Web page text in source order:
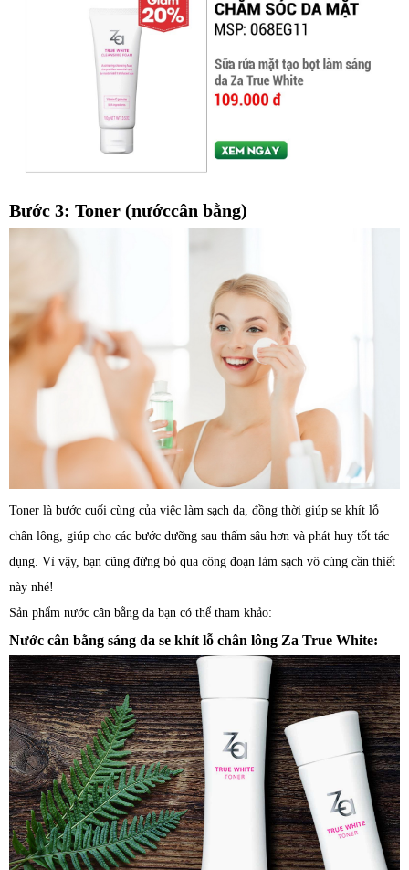
Bước 3: Toner (nướccân bằng)
Toner là bước cuối cùng của việc làm sạch da, đồng thời giúp se khít lỗ
chân lông, giúp cho các bước dưỡng sau thấm sâu hơn và phát huy tốt tác
dụng. Vì vậy, bạn cũng đừng bỏ qua công đoạn làm sạch vô cùng cần thiết
này nhé!
Sản phẩm nước cân bằng da bạn có thể tham khảo:
Nước cân bằng sáng da se khít lỗ chân lông Za True White: